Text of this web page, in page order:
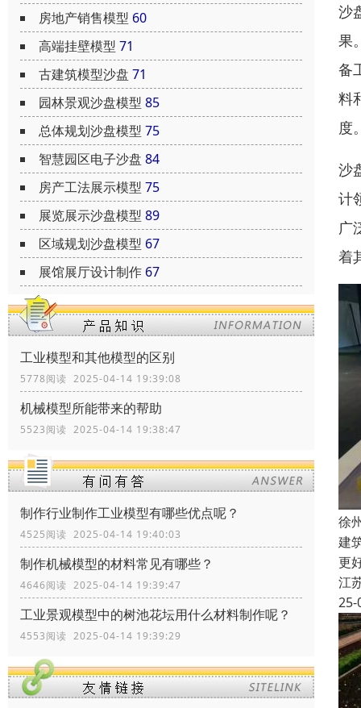
房地产销售模型 60
高端挂壁模型 71
古建筑模型沙盘 71
园林景观沙盘模型 85
总体规划沙盘模型 75
智慧园区电子沙盘 84
房产工法展示模型 75
展览展示沙盘模型 89
区域规划沙盘模型 67
展馆展厅设计制作 67
工业模型和其他模型的区别
5778阅读 2025-04-14 19:39:08
机械模型所能带来的帮助
5523阅读 2025-04-14 19:38:47
制作行业制作工业模型有哪些优点呢？
4525阅读 2025-04-14 19:40:03
制作机械模型的材料常见有哪些？
4646阅读 2025-04-14 19:39:47
工业景观模型中的树池花坛用什么材料制作呢？
4553阅读 2025-04-14 19:39:29
沙
果
备
料
度
沙
计
广
着
徐
建
更
江
25-